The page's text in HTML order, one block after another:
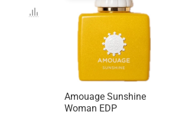
Amouage Sunshine
Woman EDP